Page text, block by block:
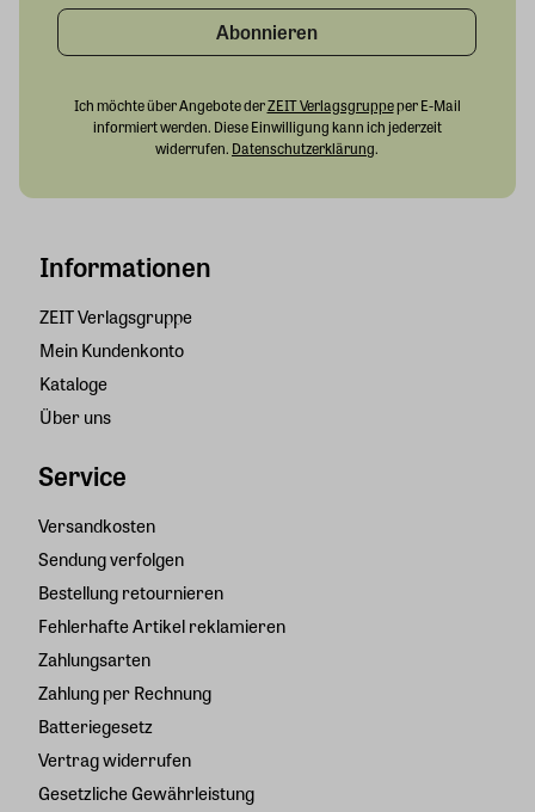
Informationen
ZEIT Verlagsgruppe
Mein Kundenkonto
Kataloge
Über uns
Service
Versandkosten
Sendung verfolgen
Bestellung retournieren
Fehlerhafte Artikel reklamieren
Zahlungsarten
Zahlung per Rechnung
Batteriegesetz
Vertrag widerrufen
Gesetzliche Gewährleistung
Abonnieren
Ich möchte über Angebote derZEIT Verlagsgruppeper E-Mail
informiert werden. Diese Einwilligung kann ich jederzeit
widerrufen. Datenschutzerklärung.